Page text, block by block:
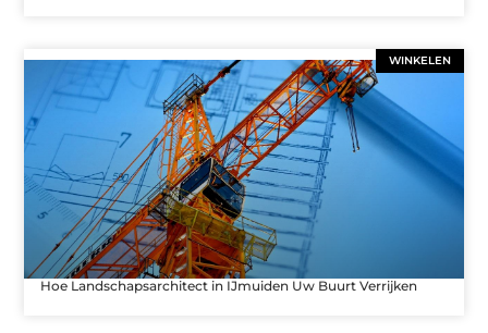
WINKELEN
Hoe Landschapsarchitect in IJmuiden Uw Buurt Verrijken